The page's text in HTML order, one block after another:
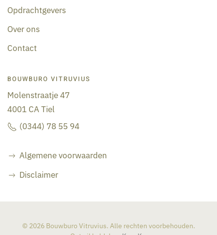
Opdrachtgevers
Over ons
Contact
BOUWBURO VITRUVIUS
Molenstraatje 47
4001 CA Tiel
(0344) 78 55 94
Algemene voorwaarden
Disclaimer
© 2026Bouwburo Vitruvius. Alle rechten voorbehouden.